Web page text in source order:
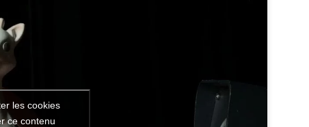
les cookies
ce contenu